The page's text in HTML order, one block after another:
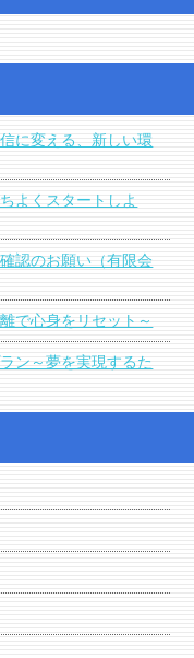
に変える、新しい環
よくスタートしよ
認のお願い（有限会
で心身をリセット～
ン～夢を実現するた